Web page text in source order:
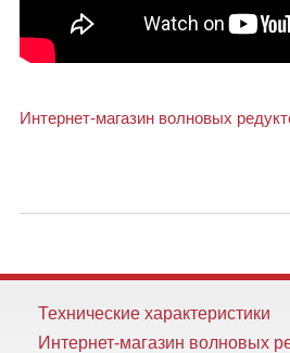
Интернет-магазин волновых
Технические характеристики
Интернет-магазин волновых